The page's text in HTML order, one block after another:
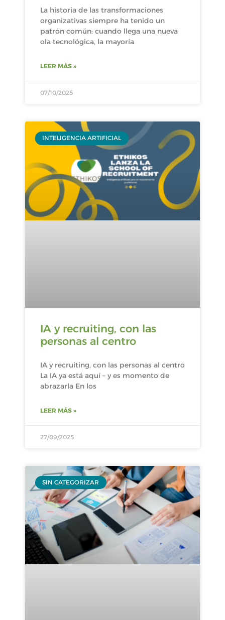
La historia de las transformaciones
organizativas siempre ha tenido un
patrón común: cuando llega una nueva
ola tecnológica, la mayoría
LEER MÁS »
07/10/2025
INTELIGENCIA ARTIFICIAL
IA y recruiting, con las
personas al centro
IA y recruiting, con las personas al centro
La IA ya está aquí – y es momento de
abrazarla En los
LEER MÁS »
27/09/2025
SIN CATEGORIZAR